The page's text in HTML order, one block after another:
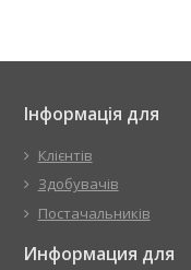
Інформація для
Клієнтів
Здобувачів
Постачальників
Информация для